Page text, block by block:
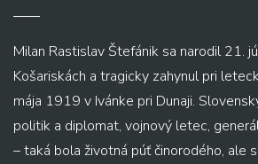
Milan Rastislav Štefánik sa narodil 21.
Košariskách a tragicky zahynul pri
mája 1919 v Ivánke pri Dunaji.
politik a diplomat, vojnový letec,
– taká bola životná púť činorodého, ale